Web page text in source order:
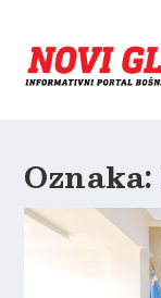
Oznaka: